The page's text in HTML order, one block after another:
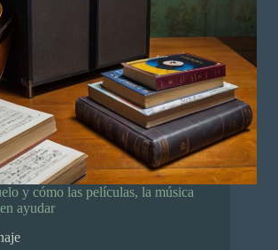
y cómo las películas, la música
ayudar